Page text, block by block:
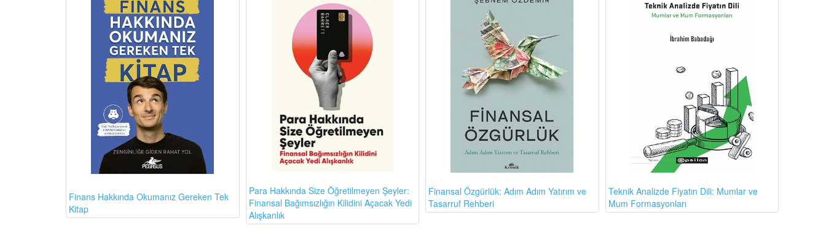
Finans Hakkında Okumanız Gereken Tek
Kitap
Para Hakkında Size Öğretilmeyen Şeyler:
Finansal Bağımsızlığın Kilidini Açacak Yedi
Alışkanlık
Finansal Özgürlük: Adım Adım Yatırım ve
Tasarruf Rehberi
Teknik Analizde Fiyatın Dili: Mumlar ve
Mum Formasyonları